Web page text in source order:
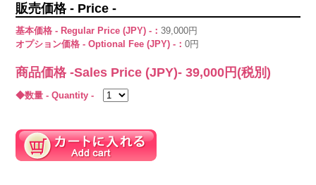
販売価格 - Price -
基本価格 - Regular Price (JPY) -：39,000円
オプション価格 - Optional Fee (JPY) -：0円
商品価格 -Sales Price (JPY)-39,000 円(税別)
◆数量 - Quantity -